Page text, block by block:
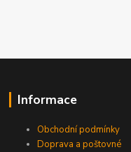
Informace
Obchodní podmínky
Doprava a poštovné